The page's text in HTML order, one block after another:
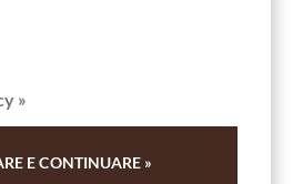
»
E CONTINUARE »